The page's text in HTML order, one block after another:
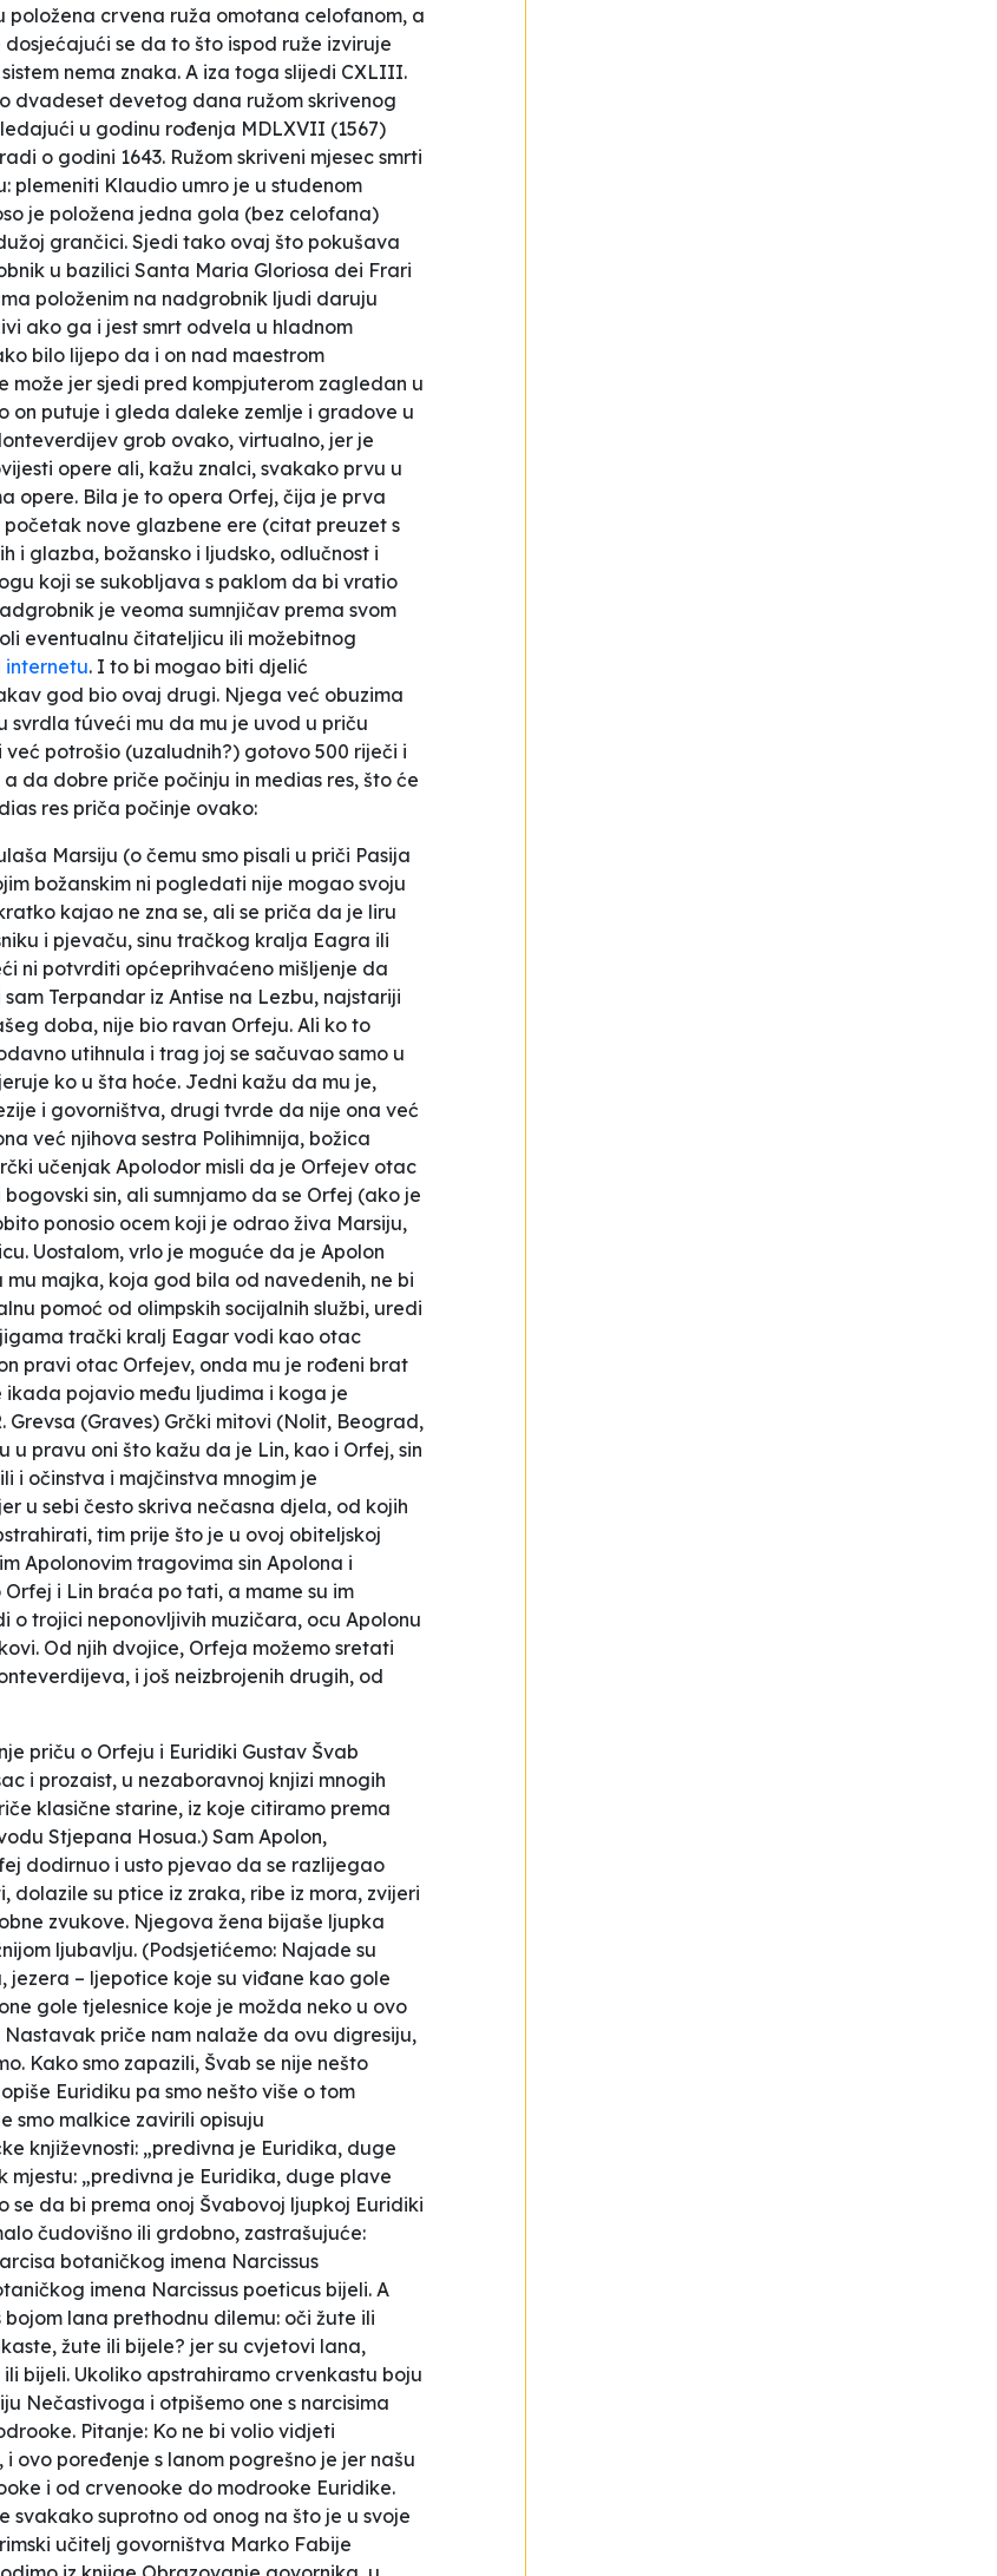
crvena ruža omotana celofanom, a
se da to što ispod ruže izviruje
nema znaka. A iza toga slijedi CXLIII.
dvadeset devetog dana ružom skrivenog
u godinu rođenja MDLXVII (1567)
o godini 1643. Ružom skriveni mjesec smrti
plemeniti Klaudio umro je u studenom
je položena jedna gola (bez celofana)
grančici. Sjedi tako ovaj što pokušava
u bazilici Santa Maria Gloriosa dei Frari
položenim na nadgrobnik ljudi daruju
ako ga i jest smrt odvela u hladnom
bilo lijepo da i on nad maestrom
može jer sjedi pred kompjuterom zagledan u
on putuje i gleda daleke zemlje i gradove u
grob ovako, virtualno, jer je
opere ali, kažu znalci, svakako prvu u
opere. Bila je to opera Orfej, čija je prva
nove glazbene ere (citat preuzet s
i glazba, božansko i ljudsko, odlučnost i
koji se sukobljava s paklom da bi vratio
je veoma sumnjičav prema svom
eventualnu čitateljicu ili možebitnog
internetu. I to bi mogao biti djelić
god bio ovaj drugi. Njega već obuzima
svrdla túveći mu da mu je uvod u priču
potrošio (uzaludnih?) gotovo 500 riječi i
da dobre priče počinju in medias res, što će
res priča počinje ovako:
Marsiju (o čemu smo pisali u priči Pasija
božanskim ni pogledati nije mogao svoju
kajao ne zna se, ali se priča da je liru
i pjevaču, sinu tračkog kralja Eagra ili
ni potvrditi općeprihvaćeno mišljenje da
Terpandar iz Antise na Lezbu, najstariji
doba, nije bio ravan Orfeju. Ali ko to
utihnula i trag joj se sačuvao samo u
ko u šta hoće. Jedni kažu da mu je,
i govorništva, drugi tvrde da nije ona već
već njihova sestra Polihimnija, božica
učenjak Apolodor misli da je Orfejev otac
sin, ali sumnjamo da se Orfej (ako je
ponosio ocem koji je odrao živa Marsiju,
Uostalom, vrlo je moguće da je Apolon
majka, koja god bila od navedenih, ne bi
pomoć od olimpskih socijalnih službi, uredi
trački kralj Eagar vodi kao otac
pravi otac Orfejev, onda mu je rođeni brat
ikada pojavio među ljudima i koga je
Grevsa (Graves) Grčki mitovi (Nolit, Beograd,
u pravu oni što kažu da je Lin, kao i Orfej, sin
i očinstva i majčinstva mnogim je
u sebi često skriva nečasna djela, od kojih
tim prije što je u ovoj obiteljskoj
Apolonovim tragovima sin Apolona i
i Lin braća po tati, a mame su im
trojici neponovljivih muzičara, ocu Apolonu
Od njih dvojice, Orfeja možemo sretati
i još neizbrojenih drugih, od
priču o Orfeju i Euridiki Gustav Švab
i prozaist, u nezaboravnoj knjizi mnogih
klasične starine, iz koje citiramo prema
Stjepana Hosua.)Sam Apolon,
dodirnuo i usto pjevao da se razlijegao
su ptice iz zraka, ribe iz mora, zvijeri
zvukove. Njegova žena bijaše ljupka
ljubavlju. (Podsjetićemo: Najade su
– ljepotice koje su viđane kao gole
gole tjelesnice koje je možda neko u ovo
priče nam nalaže da ovu digresiju,
Kako smo zapazili, Švab se nije nešto
Euridiku pa smo nešto više o tom
smo malkice zavirili opisuju
književnosti: „predivna je Euridika, duge
mjestu: „predivna je Euridika, duge plave
se da bi prema onoj Švabovoj ljupkoj Euridiki
čudovišno ili grdobno, zastrašujuće:
botaničkog imena Narcissus
imena Narcissus poeticus bijeli. A
lana prethodnu dilemu: oči žute ili
žute ili bijele? jer su cvjetovi lana,
bijeli. Ukoliko apstrahiramo crvenkastu boju
Nečastivoga i otpišemo one s narcisima
Pitanje: Ko ne bi volio vidjeti
poređenje s lanom pogrešno je jer našu
i od crvenooke do modrooke Euridike.
svakako suprotno od onog na što je u svoje
učitelj govorništva Marko Fabije